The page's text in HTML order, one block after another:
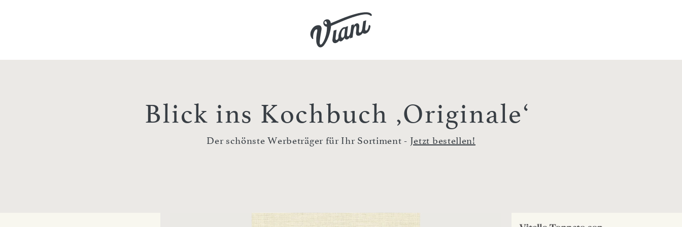
Blick ins Kochbuch ‚Originale‘
Der schönste Werbeträger für Ihr Sortiment - Jetzt bestellen!